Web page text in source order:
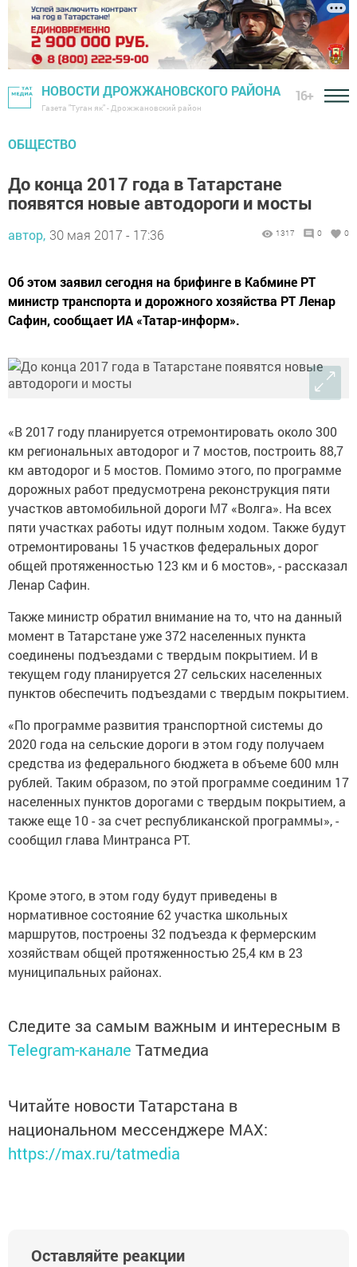
НОВОСТИ ДРОЖЖАНОВСКОГО РАЙОНА
Газета "Туган як" - Дрожжановский район
16+
ОБЩЕСТВО
До конца 2017 года в Татарстане
появятся новые автодороги и мосты
автор, 30 мая 2017 - 17:36 1317 0 0
Об этом заявил сегодня на брифинге в Кабмине РТ
министр транспорта и дорожного хозяйства РТ Ленар
Сафин, сообщает ИА «Татар-информ».
«В 2017 году планируется отремонтировать около 300
км региональных автодорог и 7 мостов, построить 88,7
км автодорог и 5 мостов. Помимо этого, по программе
дорожных работ предусмотрена реконструкция пяти
участков автомобильной дороги М7 «Волга». На всех
пяти участках работы идут полным ходом. Также будут
отремонтированы 15 участков федеральных дорог
общей протяженностью 123 км и 6 мостов», - рассказал
Ленар Сафин.
Также министр обратил внимание на то, что на данный
момент в Татарстане уже 372 населенных пункта
соединены подъездами с твердым покрытием. И в
текущем году планируется 27 сельских населенных
пунктов обеспечить подъездами с твердым покрытием.
«По программе развития транспортной системы до
2020 года на сельские дороги в этом году получаем
средства из федерального бюджета в объеме 600 млн
рублей. Таким образом, по этой программе соединим 17
населенных пунктов дорогами с твердым покрытием, а
также еще 10 - за счет республиканской программы», -
сообщил глава Минтранса РТ.
Кроме этого, в этом году будут приведены в
нормативное состояние 62 участка школьных
маршрутов, построены 32 подъезда к фермерским
хозяйствам общей протяженностью 25,4 км в 23
муниципальных районах.
Следите за самым важным и интересным в
Telegram-канале Татмедиа
Читайте новости Татарстана в
национальном мессенджере MАХ:
https://max.ru/tatmedia
Оставляйте реакции